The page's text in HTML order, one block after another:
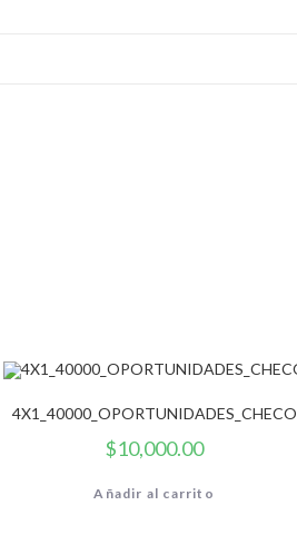
4X1_40000_OPORTUNIDADES_CHECO
$10,000.00
Añadir al carrito